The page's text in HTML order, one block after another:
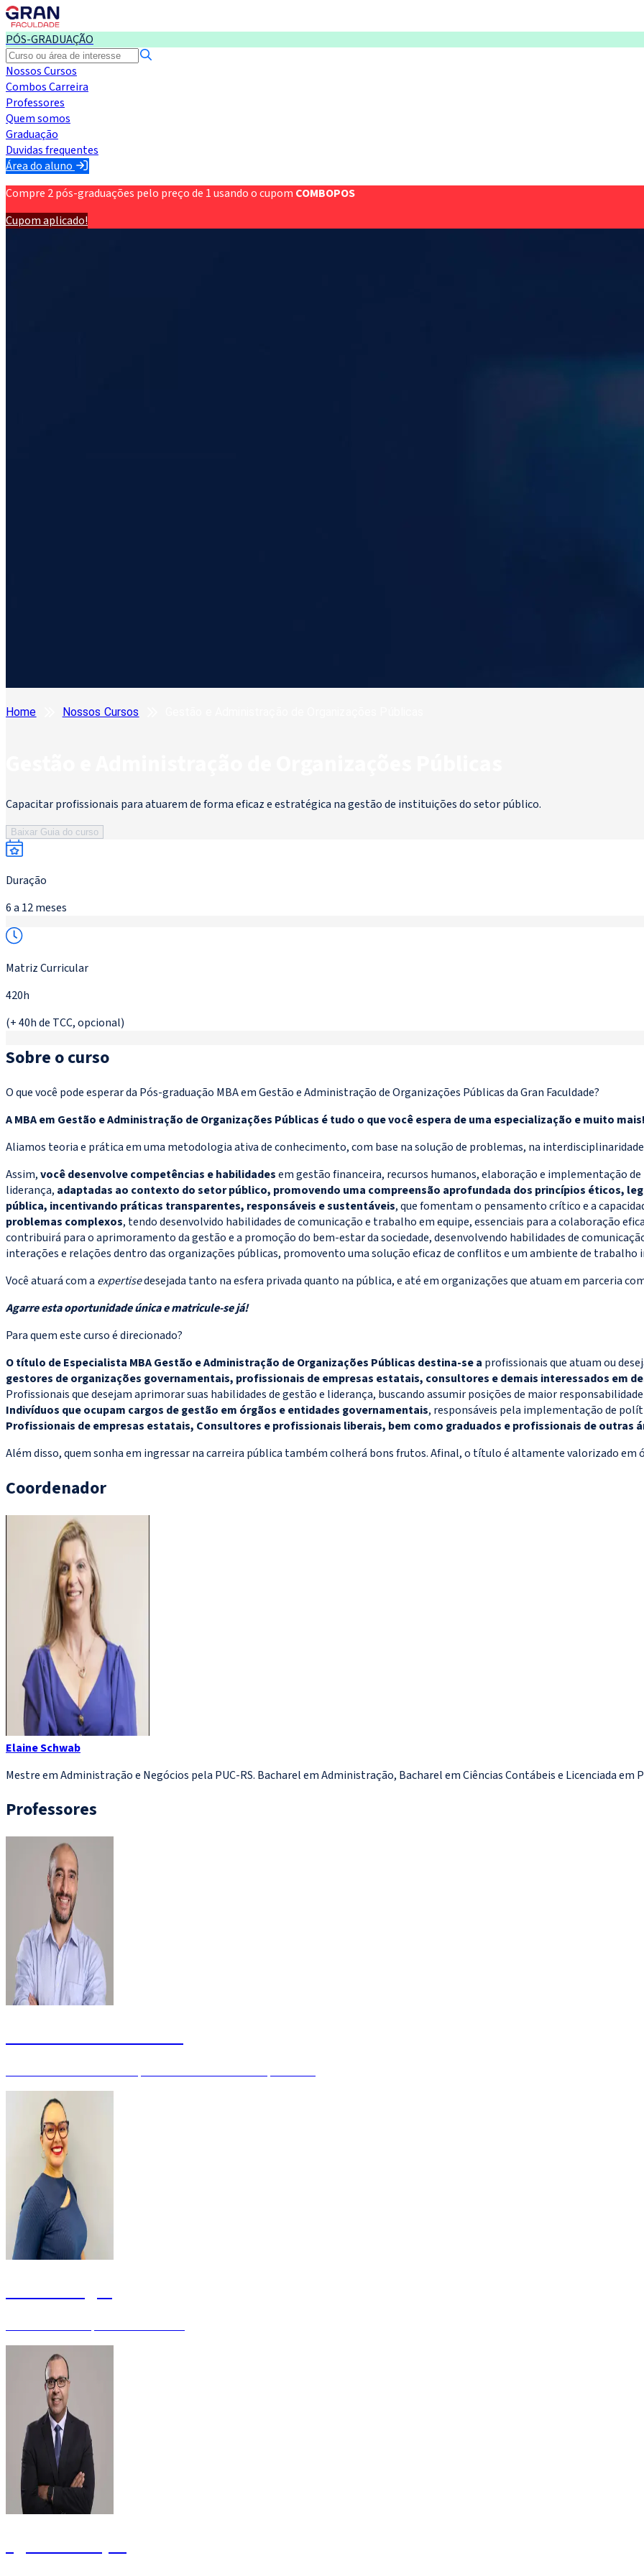
PÓS-GRADUAÇÃO
Nossos Cursos
Combos Carreira
Professores
Quem somos
Graduação
Duvidas frequentes
Área do aluno
Compre 2 pós-graduações pelo preço de 1 usando o cupom COMBOPOS
Cupom aplicado!
Home Nossos Cursos
Capacitar profissionais para atuarem de forma eficaz e estratégica na gestão de instituições do setor público.
Baixar Guia do curso
Duração
6 a 12 meses
Matriz Curricular
420h
(+ 40h de TCC, opcional)
Sobre o curso
O que você pode esperar da Pós-graduação MBA em Gestão e Administração de Organizações Públicas da Gran Faculdade?
A MBA em Gestão e Administração de Organizações Públicas é tudo o que você espera de uma especialização e muito mais!
Aliamos teoria e prática em uma metodologia ativa de conhecimento, com base na solução de problemas, na
Assim,você desenvolve competências e habilidadesem gestão financeira, recursos humanos, elaboração e implementação
liderança, adaptadas ao contexto do setor público, promovendo uma compreensão aprofundada dos princípios éticos,
pública, incentivando práticas transparentes, responsáveis e sustentáveis, que fomentam o pensamento crítico e a
problemas complexos, tendo desenvolvido habilidades de comunicação e trabalho em equipe, essenciais para a colaboração
contribuirá para o aprimoramento da gestão e a promoção do bem-estar da sociedade, desenvolvendo habilidades de
interações e relações dentro das organizações públicas, promovento uma solução eficaz de conflitos e um ambiente de trabalho
Você atuará com a expertisedesejada tanto na esfera privada quanto na pública, e até em organizações que atuam em parceria
Agarre esta oportunidade única e matricule-se já!
Para quem este curso é direcionado?
O título de Especialista MBA Gestão e Administração de Organizações Públicas destina-se a profissionais que atuam ou
gestores de organizações governamentais, profissionais de empresas estatais, consultores e demais interessados em
Profissionais que desejam aprimorar suas habilidades de gestão e liderança, buscando assumir posições de maior
Indivíduos que ocupam cargos de gestão em órgãos e entidades governamentais, responsáveis pela implementação de
Profissionais de empresas estatais, Consultores e profissionais liberais, bem como graduados e profissionais de outras
Além disso, quem sonha em ingressar na carreira pública também colherá bons frutos. Afinal, o título é altamente valorizado em
Coordenador
Elaine Schwab
Mestre em Administração e Negócios pela PUC-RS. Bacharel em Administração, Bacharel em Ciências Contábeis e Licenciada em
Professores
Bruno Eduardo Martins
Cassia Chagas